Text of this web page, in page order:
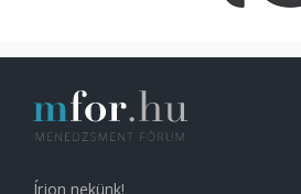
Írjon nekünk!